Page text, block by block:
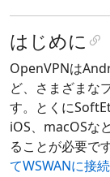
はじめに
OpenVPNは
ど、さまざまな
す。とくに
iOS、macOSな
ることが必要で
てWSWANに接